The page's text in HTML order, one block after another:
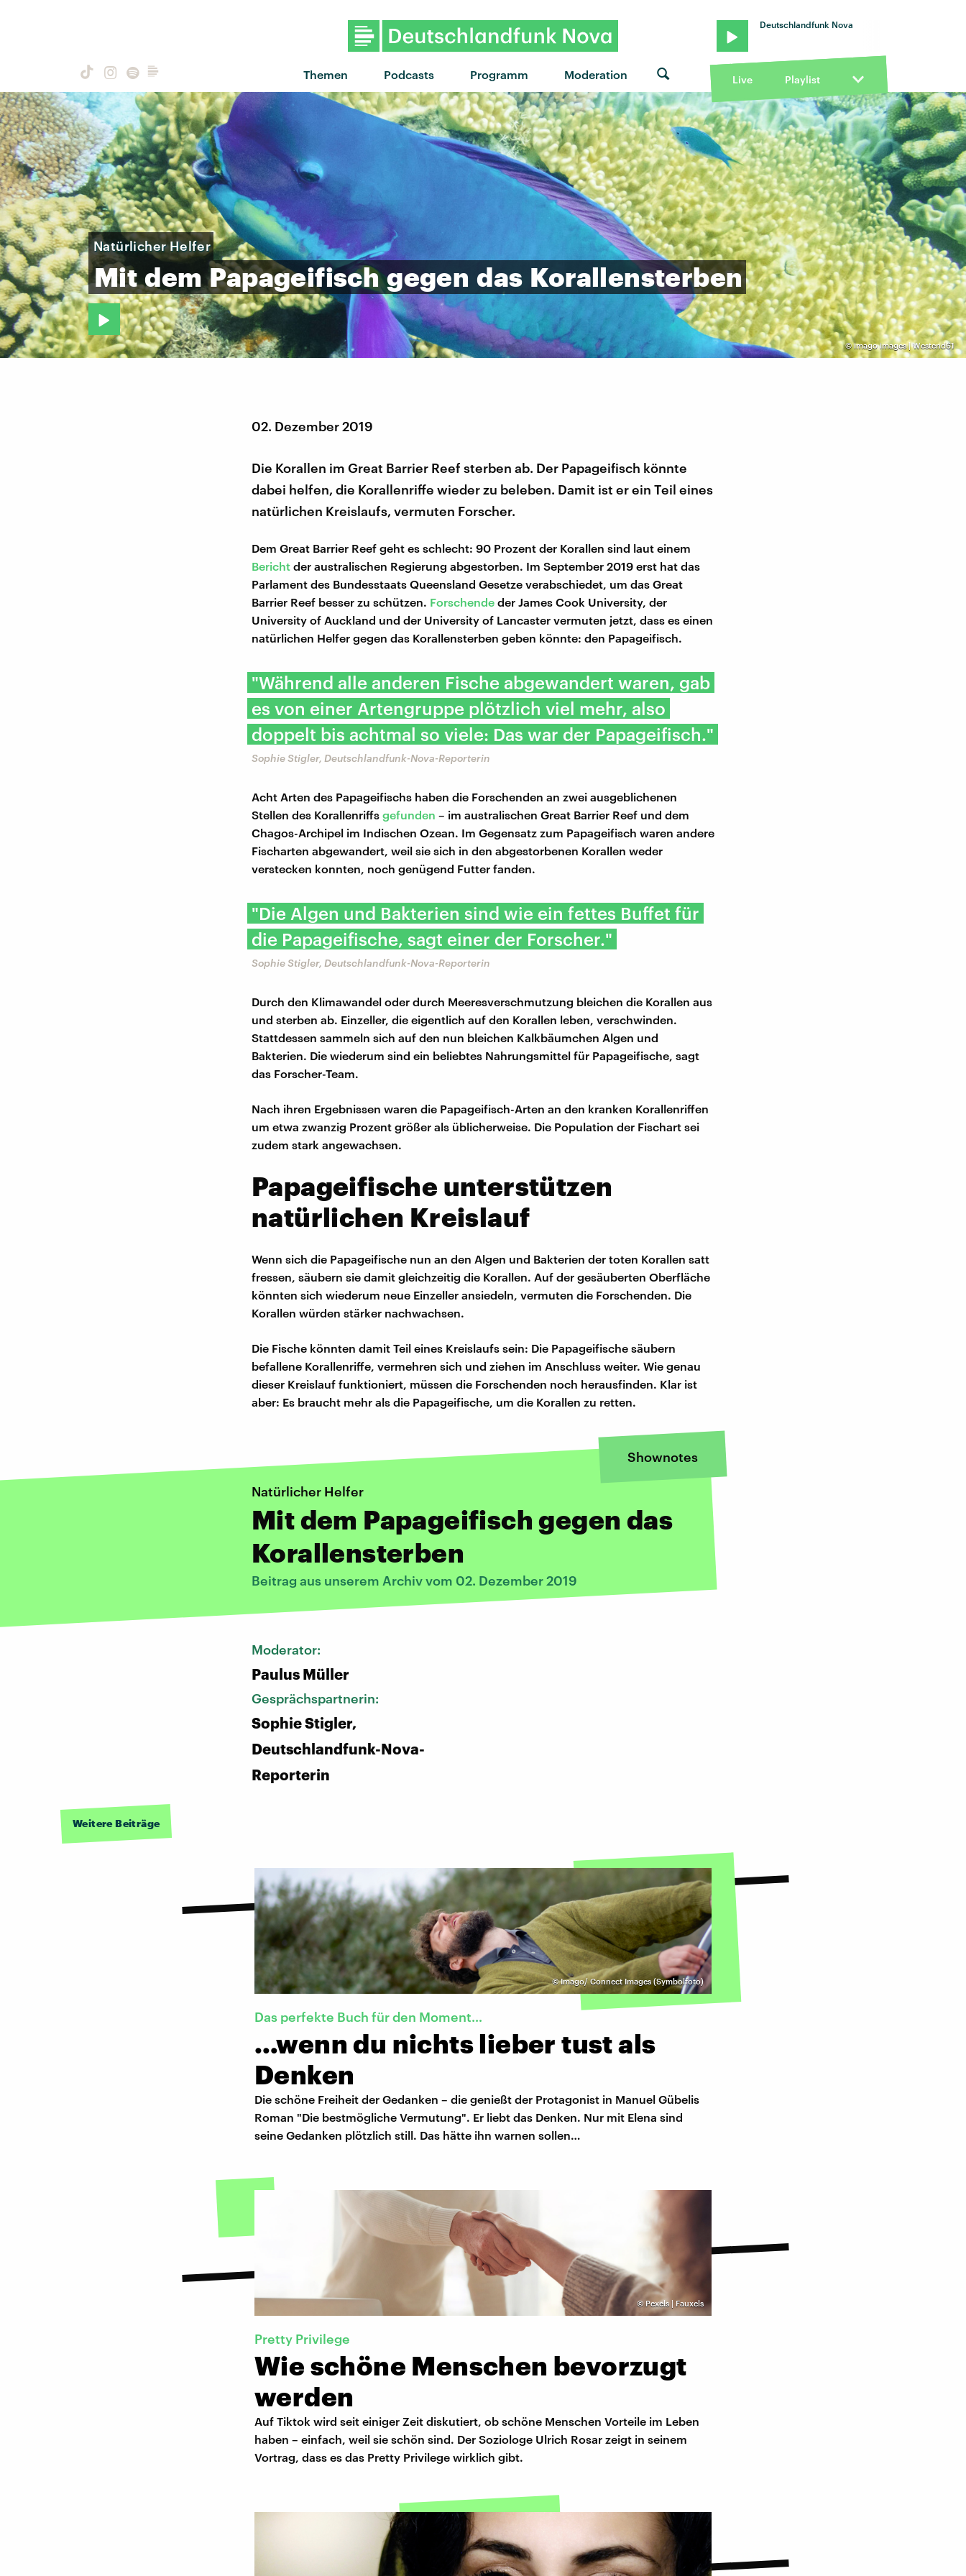
Themen Podcasts Programm Moderation
Deutschlandfunk Nova
Live Playlist
©imago images | Westend61
Natürlicher Helfer
Mit dem Papageifisch gegen das Korallensterben
02. Dezember 2019
Die Korallen im Great Barrier Reef sterben ab. Der Papageifisch könnte
dabei helfen, die Korallenriffe wieder zu beleben. Damit ist er ein Teil eines
natürlichen Kreislaufs, vermuten Forscher.
Dem Great Barrier Reef geht es schlecht: 90 Prozent der Korallen sind laut einem
Bericht der australischen Regierung abgestorben. Im September 2019 erst hat das
Parlament des Bundesstaats Queensland Gesetze verabschiedet, um das Great
Barrier Reef besser zu schützen. Forschende der James Cook University, der
University of Auckland und der University of Lancaster vermuten jetzt, dass es einen
natürlichen Helfer gegen das Korallensterben geben könnte: den Papageifisch.
"Während alle anderen Fische abgewandert waren, gab
es von einer Artengruppe plötzlich viel mehr, also
doppelt bis achtmal so viele: Das war der Papageifisch."
Sophie Stigler, Deutschlandfunk-Nova-Reporterin
Acht Arten des Papageifischs haben die Forschenden an zwei ausgeblichenen
Stellen des Korallenriffs gefunden – im australischen Great Barrier Reef und dem
Chagos-Archipel im Indischen Ozean. Im Gegensatz zum Papageifisch waren andere
Fischarten abgewandert, weil sie sich in den abgestorbenen Korallen weder
verstecken konnten, noch genügend Futter fanden.
"Die Algen und Bakterien sind wie ein fettes Buffet für
die Papageifische, sagt einer der Forscher."
Sophie Stigler, Deutschlandfunk-Nova-Reporterin
Durch den Klimawandel oder durch Meeresverschmutzung bleichen die Korallen aus
und sterben ab. Einzeller, die eigentlich auf den Korallen leben, verschwinden.
Stattdessen sammeln sich auf den nun bleichen Kalkbäumchen Algen und
Bakterien. Die wiederum sind ein beliebtes Nahrungsmittel für Papageifische, sagt
das Forscher-Team.
Nach ihren Ergebnissen waren die Papageifisch-Arten an den kranken Korallenriffen
um etwa zwanzig Prozent größer als üblicherweise. Die Population der Fischart sei
zudem stark angewachsen.
Papageifische unterstützen
natürlichen Kreislauf
Wenn sich die Papageifische nun an den Algen und Bakterien der toten Korallen satt
fressen, säubern sie damit gleichzeitig die Korallen. Auf der gesäuberten Oberfläche
könnten sich wiederum neue Einzeller ansiedeln, vermuten die Forschenden. Die
Korallen würden stärker nachwachsen.
Die Fische könnten damit Teil eines Kreislaufs sein: Die Papageifische säubern
befallene Korallenriffe, vermehren sich und ziehen im Anschluss weiter. Wie genau
dieser Kreislauf funktioniert, müssen die Forschenden noch herausfinden. Klar ist
aber: Es braucht mehr als die Papageifische, um die Korallen zu retten.
Shownotes
Natürlicher Helfer
Mit dem Papageifisch gegen das
Korallensterben
Beitrag aus unserem Archiv vom 02. Dezember 2019
Moderator:
Paulus Müller
Gesprächspartnerin:
Sophie Stigler,
Deutschlandfunk-Nova-
Reporterin
Weitere Beiträge
©Imago/ Connect Images (Symbolfoto)
Das perfekte Buch für den Moment…
…wenn du nichts lieber tust als
Denken
Die schöne Freiheit der Gedanken – die genießt der Protagonist in Manuel Gübelis
Roman "Die bestmögliche Vermutung". Er liebt das Denken. Nur mit Elena sind
seine Gedanken plötzlich still. Das hätte ihn warnen sollen…
© Pexels | Fauxels
Pretty Privilege
Wie schöne Menschen bevorzugt
werden
Auf Tiktok wird seit einiger Zeit diskutiert, ob schöne Menschen Vorteile im Leben
haben – einfach, weil sie schön sind. Der Soziologe Ulrich Rosar zeigt in seinem
Vortrag, dass es das Pretty Privilege wirklich gibt.